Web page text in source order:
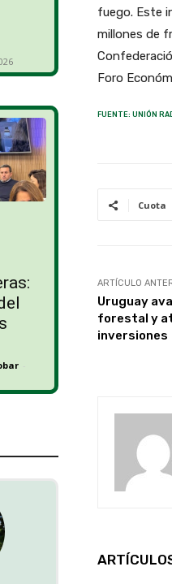
-
fuego. Este
millones de
Foro
FUENTE: UNIÓN
Cuota
ARTÍCULO
Uruguay
forestal y
inversiones